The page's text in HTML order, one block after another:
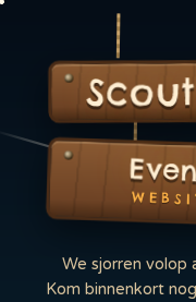
We sjorren volop
Kom binnenkort